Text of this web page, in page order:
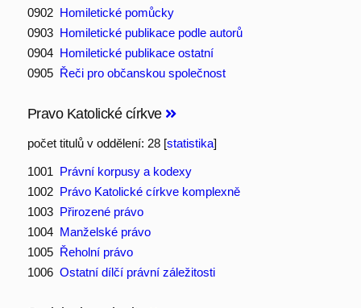
0902 Homiletické pomůcky
0903 Homiletické publikace podle autorů
0904 Homiletické publikace ostatní
0905 Řeči pro občanskou společnost
Pravo Katolické církve
počet titulů v oddělení: 28 [statistika]
1001 Právní korpusy a kodexy
1002 Právo Katolické církve komplexně
1003 Přirozené právo
1004 Manželské právo
1005 Řeholní právo
1006 Ostatní dílčí právní záležitosti